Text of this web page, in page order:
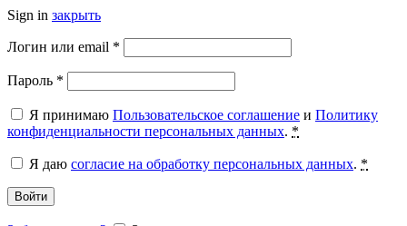
Sign in закрыть
Логин или email *
Пароль *
Я принимаю Пользовательское соглашение и Политику
конфиденциальности персональных данных. *
Я даю согласие на обработку персональных данных. *
Войти